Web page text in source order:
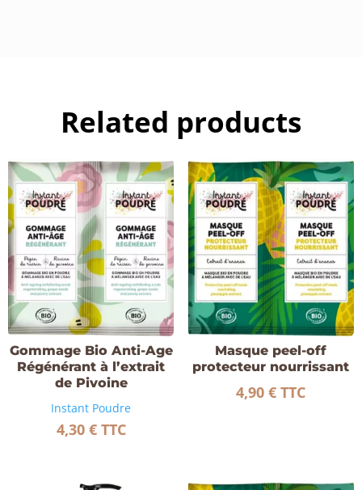
Related products
Gommage Bio Anti-Age
Régénérant à l’extrait
de Pivoine
Instant Poudre
4,30 € TTC
Masque peel-off
protecteur nourrissant
4,90€ TTC